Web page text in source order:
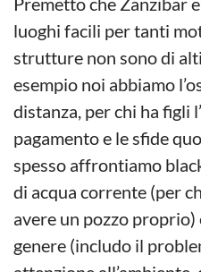
luoghi facili per tanti
strutture non sono di
esempio noi abbiamo
distanza, per chi ha figli
pagamento e le sfide
spesso affrontiamo
di acqua corrente (per
avere un pozzo
genere (includo il